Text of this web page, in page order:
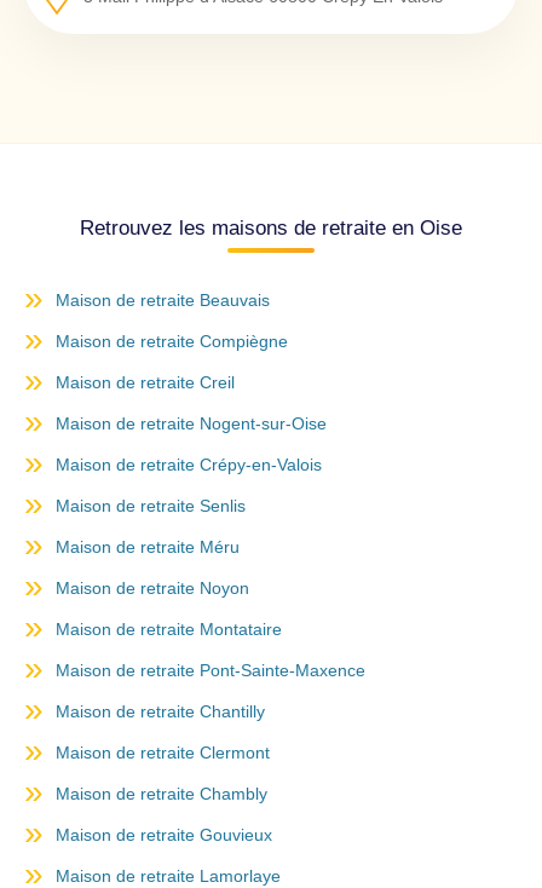
Retrouvez les maisons de retraite en Oise
Maison de retraite Beauvais
Maison de retraite Compiègne
Maison de retraite Creil
Maison de retraite Nogent-sur-Oise
Maison de retraite Crépy-en-Valois
Maison de retraite Senlis
Maison de retraite Méru
Maison de retraite Noyon
Maison de retraite Montataire
Maison de retraite Pont-Sainte-Maxence
Maison de retraite Chantilly
Maison de retraite Clermont
Maison de retraite Chambly
Maison de retraite Gouvieux
Maison de retraite Lamorlaye